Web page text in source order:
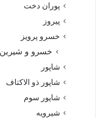
پوران دخت
پیروز
خسرو پرویز
خسرو و شیرین
شاپور
شاپور ذو الاکتاف
شاپور سوم‏
شیرویه